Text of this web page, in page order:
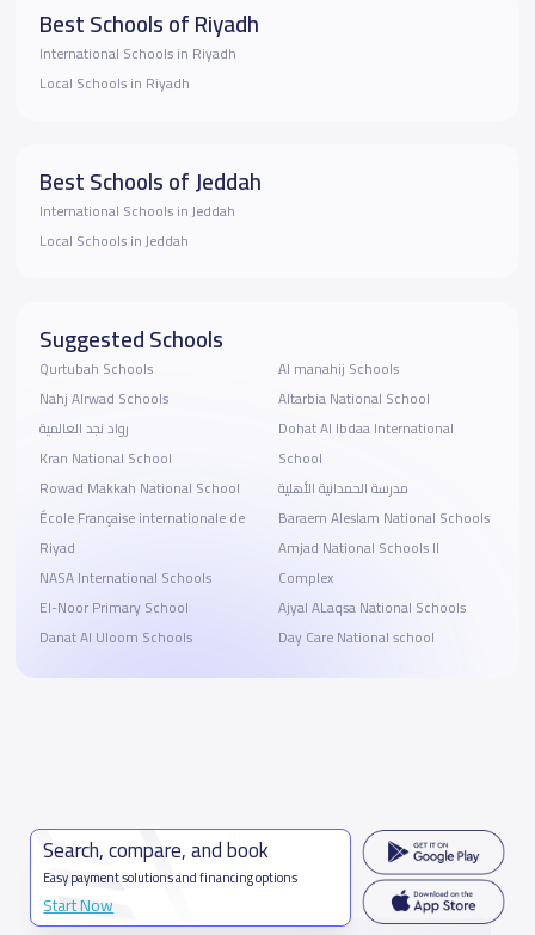
Best Schools of Riyadh
International Schools in Riyadh
Local Schools in Riyadh
Best Schools of Jeddah
International Schools in Jeddah
Local Schools in Jeddah
Suggested Schools
Qurtubah Schools
Nahj Alrwad Schools
رواد نجد العالمية
Kran National School
Rowad Makkah National School
École Française internationale de
Riyad
NASA International Schools
El-Noor Primary School
Danat Al Uloom Schools
ِAl manahij Schools
Altarbia National School
Dohat Al Ibdaa International
School
مدرسة الحمدانية الأهلية
Baraem Aleslam National Schools
Amjad National Schools II
Complex
Ajyal ALaqsa National Schools
Day Care National school
Search, compare, and book
Easy payment solutions and financing options
Start Now